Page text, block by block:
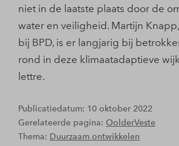
niet in de laatste plaats door de
water en veiligheid. Martijn
bij BPD, is er langjarig bij
rond in deze klimaatadaptieve
lettre.
Publicatiedatum: 10 oktober 2022
Gerelateerde pagina: OolderVeste
Thema: Duurzaam ontwikkelen